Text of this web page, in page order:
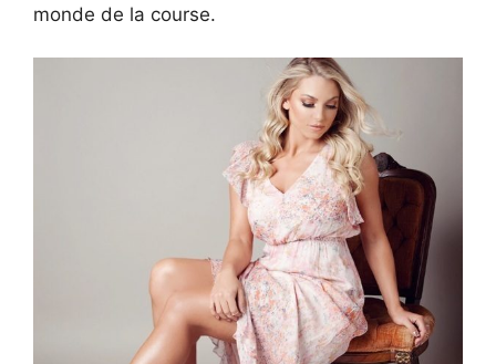
monde de la course.